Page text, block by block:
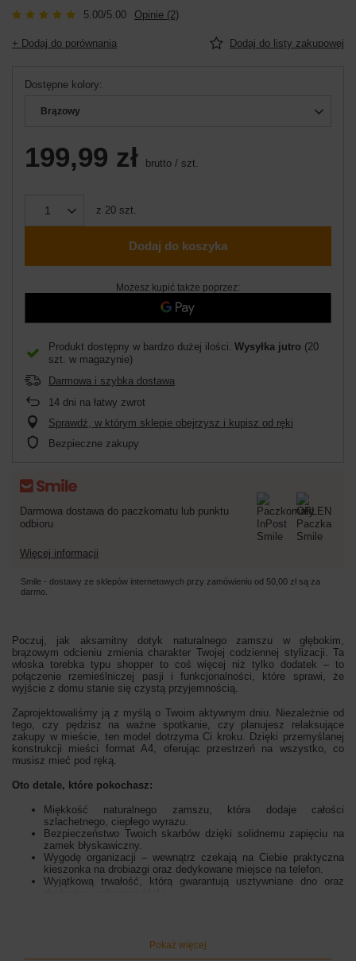
5.00/5.00 Opinie (2)
+ Dodaj do porównania Dodaj do listy zakupowej
Dostępne kolory
Brązowy
199,99 zł brutto / szt.
z 20 szt.
Dodaj do koszyka
Możesz kupić także poprzez:
Produkt dostępny w bardzo dużej ilości Wysyłka jutro (20
szt. w magazynie)
Darmowa i szybka dostawa
14 dni na łatwy zwrot
Sprawdź, w którym sklepie obejrzysz i kupisz od ręki
Bezpieczne zakupy
Darmowa dostawa do paczkomatu lub punktu
odbioru
Więcej informacji
Smile - dostawy ze sklepów internetowych przy zamówieniu od 50,00 zł są za
darmo.
Poczuj, jak aksamitny dotyk naturalnego zamszu w głębokim,
brązowym odcieniu zmienia charakter Twojej codziennej stylizacji. Ta
włoska torebka typu shopper to coś więcej niż tylko dodatek – to
połączenie rzemieślniczej pasji i funkcjonalności, które sprawi, że
wyjście z domu stanie się czystą przyjemnością.
Zaprojektowaliśmy ją z myślą o Twoim aktywnym dniu. Niezależnie od
tego, czy pędzisz na ważne spotkanie, czy planujesz relaksujące
zakupy w mieście, ten model dotrzyma Ci kroku. Dzięki przemyślanej
konstrukcji mieści format A4, oferując przestrzeń na wszystko, co
musisz mieć pod ręką.
Oto detale, które pokochasz:
Miękkość naturalnego zamszu, która dodaje całości
szlachetnego, ciepłego wyrazu.
Bezpieczeństwo Twoich skarbów dzięki solidnemu zapięciu na
zamek błyskawiczny.
Wygodę organizacji – wewnątrz czekają na Ciebie praktyczna
kieszonka na drobiazgi oraz dedykowane miejsce na telefon.
Wyjątkową trwałość, którą gwarantują usztywniane dno oraz
W Barberinis wierzymy, że skórzane dodatki powinny być wiernymi
towarzyszami. Dlatego zadbaliśmy o to, aby dwa wygodne uchwyty
Pokaż więcej